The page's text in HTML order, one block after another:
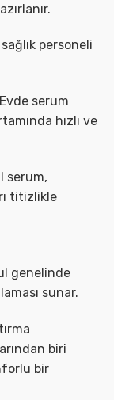
personeli
Evde serum
hızlı ve
serum,
titizlikle
genelinde
sunar.
biri
bir